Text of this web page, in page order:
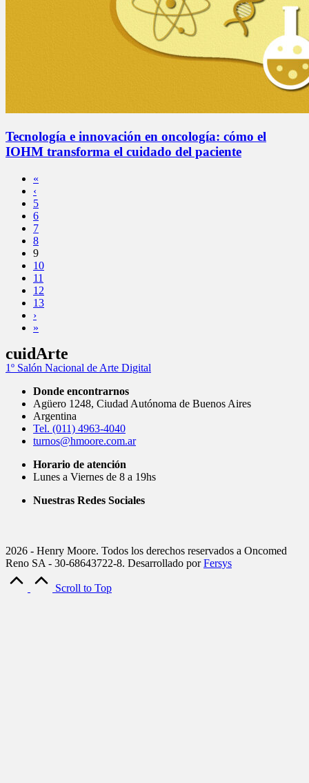
Tecnología e innovación en oncología: cómo el
IOHM transforma el cuidado del paciente
«
‹
5
6
7
8
9
10
11
12
13
›
»
cuidArte
1º Salón Nacional de Arte Digital
Donde encontrarnos
Agüero 1248, Ciudad Autónoma de Buenos Aires
Argentina
Tel. (011) 4963-4040
turnos@hmoore.com.ar
Horario de atención
Lunes a Viernes de 8 a 19hs
Nuestras Redes Sociales
2026 - Henry Moore. Todos los derechos reservados a Oncomed
Reno SA - 30-68643722-8. Desarrollado porFersys
Scroll to Top